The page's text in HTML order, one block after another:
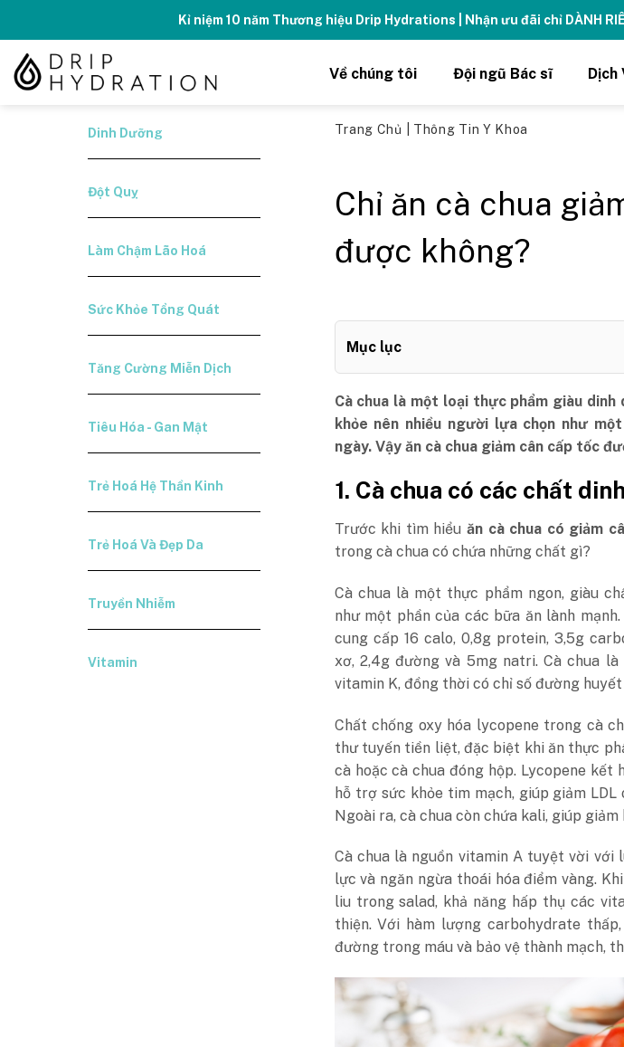
content
Kỉ niệm 10 năm Thương hiệu Drip Hydrations | Nhận ưu đãi chỉ DÀNH
Về chúng tôi Đội ngũ Bác sĩ Dịch
Dinh Dưỡng
Đột Quỵ
Làm Chậm Lão Hoá
Sức Khỏe Tổng Quát
Tăng Cường Miễn Dịch
Tiêu Hóa - Gan Mật
Trẻ Hoá Hệ Thần Kinh
Trẻ Hoá Và Đẹp Da
Truyền Nhiễm
Vitamin
Trang Chủ Thông Tin Y Khoa
Chỉ ăn cà chua
được không?
Mục lục
Cà chua là một loại thực phẩm giàu
khỏe nên nhiều người lựa chọn như
ngày. Vậy ăn cà chua giảm cân cấp tốc
1. Cà chua có các chất
Trước khi tìm hiểu ăn cà chua có giảm
trong cà chua có chứa những chất gì?
Cà chua là một thực phẩm ngon, giàu
như một phần của các bữa ăn lành
cung cấp 16 calo, 0,8g protein, 3,5g
xơ, 2,4g đường và 5mg natri. Cà chua
vitamin K, đồng thời có chỉ số đường
Chất chống oxy hóa lycopene trong cà
thư tuyến tiền liệt, đặc biệt khi ăn thực
cà hoặc cà chua đóng hộp. Lycopene kết
hỗ trợ sức khỏe tim mạch, giúp giảm LDL
Ngoài ra, cà chua còn chứa kali, giúp giảm
Cà chua là nguồn vitamin A tuyệt vời với
lực và ngăn ngừa thoái hóa điểm vàng.
liu trong salad, khả năng hấp thụ các
thiện. Với hàm lượng carbohydrate
đường trong máu và bảo vệ thành mạch,